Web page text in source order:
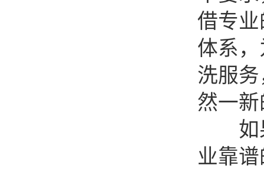
借专
体系
洗服
然一
如果
业靠